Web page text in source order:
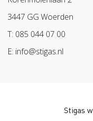
Arbeidsmarkt
3447 GG Woerden
T: 085 044 07 00
E: info@stigas.nl
Stigas